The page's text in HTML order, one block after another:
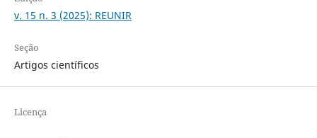
v. 15 n. 3 (2025): REUNIR
Seção
Artigos científicos
Licença